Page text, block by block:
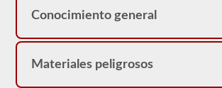
Conocimiento general
Materiales peligrosos